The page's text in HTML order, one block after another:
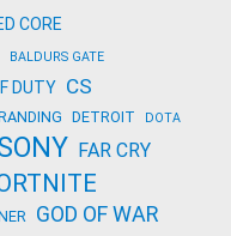
CORE
BALDURS GATE
DUTY CS
DETROIT DOTA
FAR CRY
GOD OF WAR